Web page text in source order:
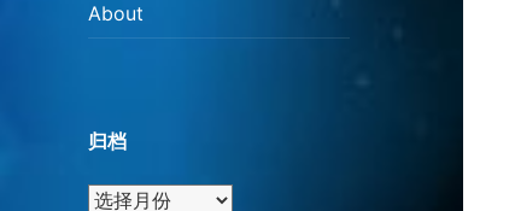
菜
About
归档
归